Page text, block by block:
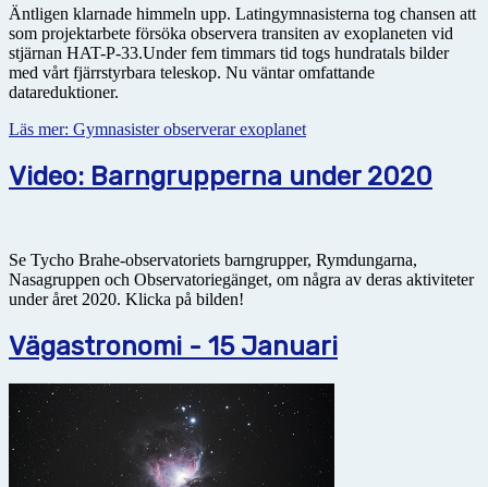
Äntligen klarnade himmeln upp. Latingymnasisterna tog chansen att
som projektarbete försöka observera transiten av exoplaneten vid
stjärnan HAT-P-33.Under fem timmars tid togs hundratals bilder
med vårt fjärrstyrbara teleskop. Nu väntar omfattande
datareduktioner.
Läs mer: Gymnasister observerar exoplanet
Video: Barngrupperna under 2020
Se Tycho Brahe-observatoriets barngrupper, Rymdungarna,
Nasagruppen och Observatoriegänget, om några av deras aktiviteter
under året 2020. Klicka på bilden!
Vägastronomi - 15 Januari